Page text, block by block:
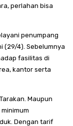
perlahan bisa
penumpang
(29/4). Sebelumnya
fasilitas di
kantor serta
Maupun
Dengan tarif